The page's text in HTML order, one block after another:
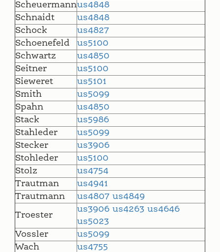
Scheuermannus4848
Schnaidt
us4848
Schock
us4827
Schoenefeld
us5100
Schwartz
us4850
Seitner
us5100
Sieweret
us5101
Smith
us5099
Spahn
us4850
Stack
us5986
Stahleder
us5099
Stecker
us3906
Stohleder
us5100
Stolz
us4754
Trautman
us4941
Trautmann
us4807 us4849
Troester
us3906 us4263 us4646
us5023
Vossler
us5099
Wach
us4755